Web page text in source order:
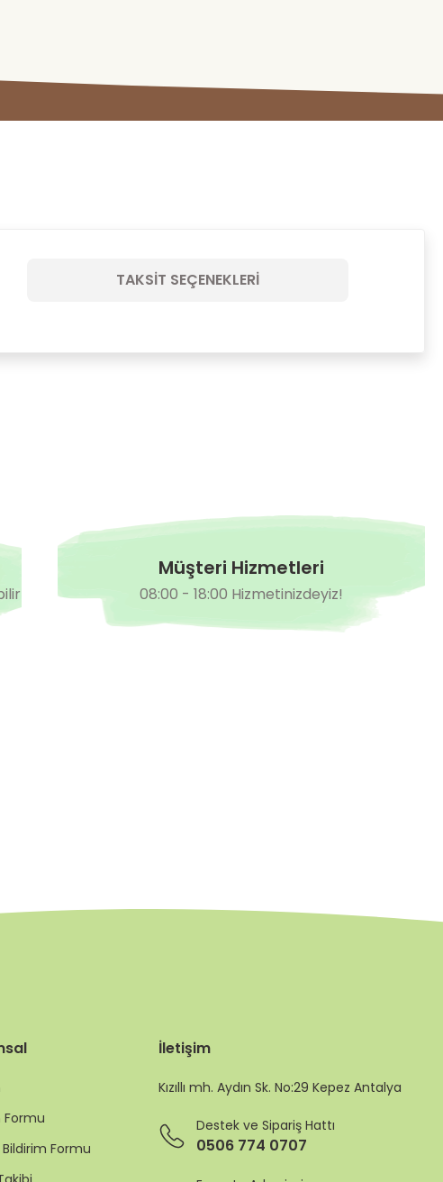
TAKSIT SEÇENEKLERI
Müşteri Hizmetleri
08:00 - 18:00 Hizmetinizdeyiz!
Formu
Formu
İletişim
Kızıllı mh. Aydın Sk. No:29 Kepez Antalya
Destek ve Sipariş Hattı
0506 774 0707